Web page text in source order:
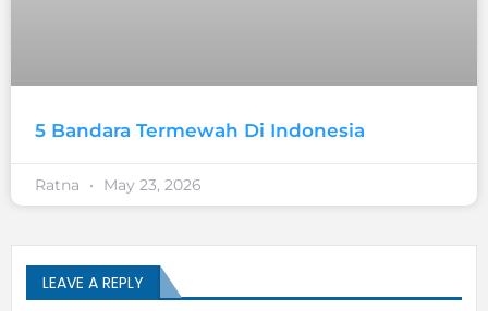
5 Bandara Termewah Di Indonesia
Ratna May 23, 2026
LEAVE A REPLY